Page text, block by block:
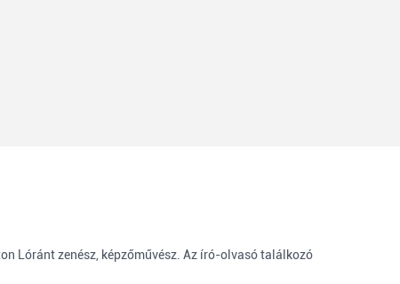
Lóránt zenész, képzőművész. Az író-olvasó találkozó